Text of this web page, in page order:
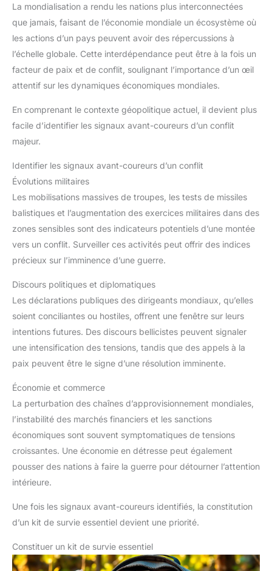
La mondialisation a rendu les nations plus interconnectées
que jamais, faisant de l’économie mondiale un écosystème où
les actions d’un pays peuvent avoir des répercussions à
l’échelle globale. Cette interdépendance peut être à la fois un
facteur de paix et de conflit, soulignant l’importance d’un œil
attentif sur les dynamiques économiques mondiales.
En comprenant le contexte géopolitique actuel, il devient plus
facile d’identifier les signaux avant-coureurs d’un conflit
majeur.
Identifier les signaux avant-coureurs d’un conflit
Évolutions militaires
Les mobilisations massives de troupes, les tests de missiles
balistiques et l’augmentation des exercices militaires dans des
zones sensibles sont des indicateurs potentiels d’une montée
vers un conflit. Surveiller ces activités peut offrir des indices
précieux sur l’imminence d’une guerre.
Discours politiques et diplomatiques
Les déclarations publiques des dirigeants mondiaux, qu’elles
soient conciliantes ou hostiles, offrent une fenêtre sur leurs
intentions futures. Des discours bellicistes peuvent signaler
une intensification des tensions, tandis que des appels à la
paix peuvent être le signe d’une résolution imminente.
Économie et commerce
La perturbation des chaînes d’approvisionnement mondiales,
l’instabilité des marchés financiers et les sanctions
économiques sont souvent symptomatiques de tensions
croissantes. Une économie en détresse peut également
pousser des nations à faire la guerre pour détourner l’attention
intérieure.
Une fois les signaux avant-coureurs identifiés, la constitution
d’un kit de survie essentiel devient une priorité.
Constituer un kit de survie essentiel